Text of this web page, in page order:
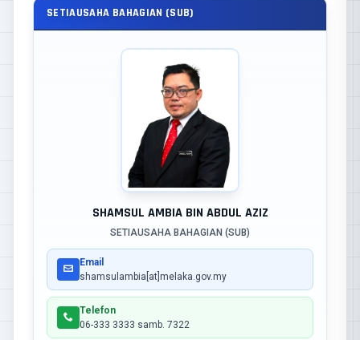
SETIAUSAHA BAHAGIAN (SUB)
SHAMSUL AMBIA BIN ABDUL AZIZ
SETIAUSAHA BAHAGIAN (SUB)
Email
shamsulambia[at]melaka.gov.my
Telefon
06-333 3333 samb. 7322